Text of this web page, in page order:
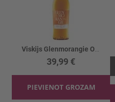
39,99 €
PIEVIENOT GROZAM